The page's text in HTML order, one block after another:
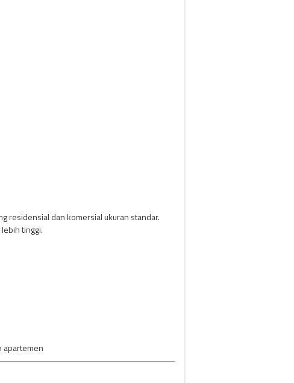
residensial dan komersial ukuran standar.
tinggi.
apartemen